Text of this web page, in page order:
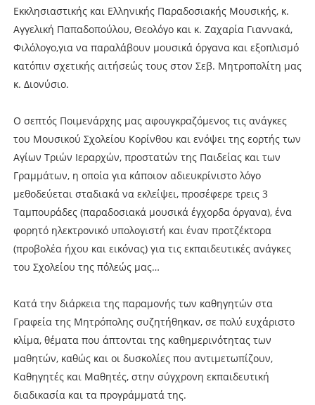
Εκκλησιαστικής και Ελληνικής Παραδοσιακής Μουσικής, κ.
Αγγελική Παπαδοπούλου, Θεολόγο και κ. Ζαχαρία Γιαννακά,
Φιλόλογο,για να παραλάβουν μουσικά όργανα και εξοπλισμό
κατόπιν σχετικής αιτήσεώς τους στον Σεβ. Μητροπολίτη μας
κ. Διονύσιο.
Ο σεπτός Ποιμενάρχης μας αφουγκραζόμενος τις ανάγκες
του Μουσικού Σχολείου Κορίνθου και ενόψει της εορτής των
Αγίων Τριών Ιεραρχών, προστατών της Παιδείας και των
Γραμμάτων, η οποία για κάποιον αδιευκρίνιστο λόγο
μεθοδεύεται σταδιακά να εκλείψει, προσέφερε τρεις 3
Ταμπουράδες (παραδοσιακά μουσικά έγχορδα όργανα), ένα
φορητό ηλεκτρονικό υπολογιστή και έναν προτζέκτορα
(προβολέα ήχου και εικόνας) για τις εκπαιδευτικές ανάγκες
του Σχολείου της πόλεώς μας…
Κατά την διάρκεια της παραμονής των καθηγητών στα
Γραφεία της Μητρόπολης συζητήθηκαν, σε πολύ ευχάριστο
κλίμα, θέματα που άπτονται της καθημερινότητας των
μαθητών, καθώς και οι δυσκολίες που αντιμετωπίζουν,
Καθηγητές και Μαθητές, στην σύγχρονη εκπαιδευτική
διαδικασία και τα προγράμματά της.